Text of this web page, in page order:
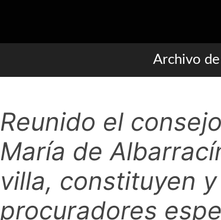
Archivo
Reunido el
María de
villa, constituyen
procuradores